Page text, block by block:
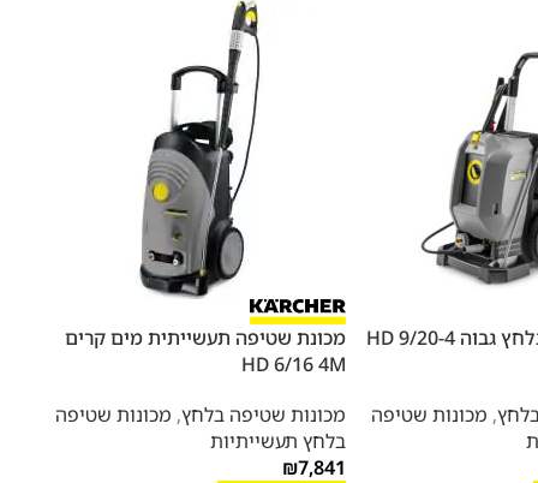
מכונת שטיפה בלחץ גבוה HD 9/20-4
, מכונות שטיפה
מכונת שטיפה תעשייתית מים קרים
HD 6/16 4M
מכונות שטיפה בלחץ, מכונות שטיפה
בלחץ תעשייתיות
₪7,841